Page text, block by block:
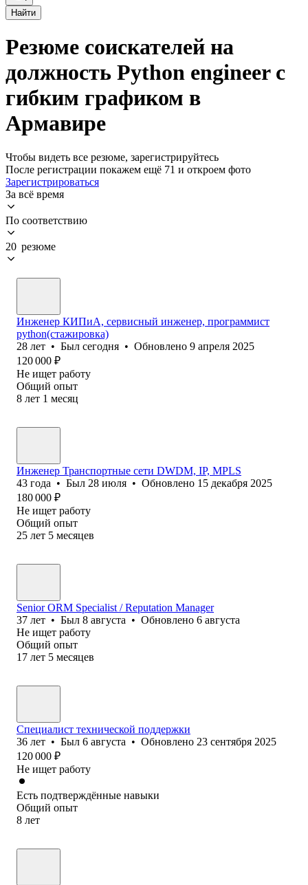
Найти
Резюме соискателей на
должность Python engineer с
гибким графиком в
Армавире
Чтобы видеть все резюме, зарегистрируйтесь
После регистрации покажем ещё 71 и откроем фото
Зарегистрироваться
За всё время
По соответствию
20 резюме
Инженер КИПиА, сервисный инженер, программист
python(стажировка)
28 лет • Был сегодня • Обновлено 9 апреля 2025
120 000 ₽
Не ищет работу
Общий опыт
8 лет 1 месяц
Инженер Транспортные сети DWDM, IP, MPLS
43 года • Был 28 июля • Обновлено 15 декабря 2025
180 000 ₽
Не ищет работу
Общий опыт
25 лет 5 месяцев
Senior ORM Specialist / Reputation Manager
37 лет • Был 8 августа • Обновлено 6 августа
Не ищет работу
Общий опыт
17 лет 5 месяцев
Специалист технической поддержки
36 лет • Был 6 августа • Обновлено 23 сентября 2025
120 000 ₽
Не ищет работу
Есть подтверждённые навыки
Общий опыт
8 лет